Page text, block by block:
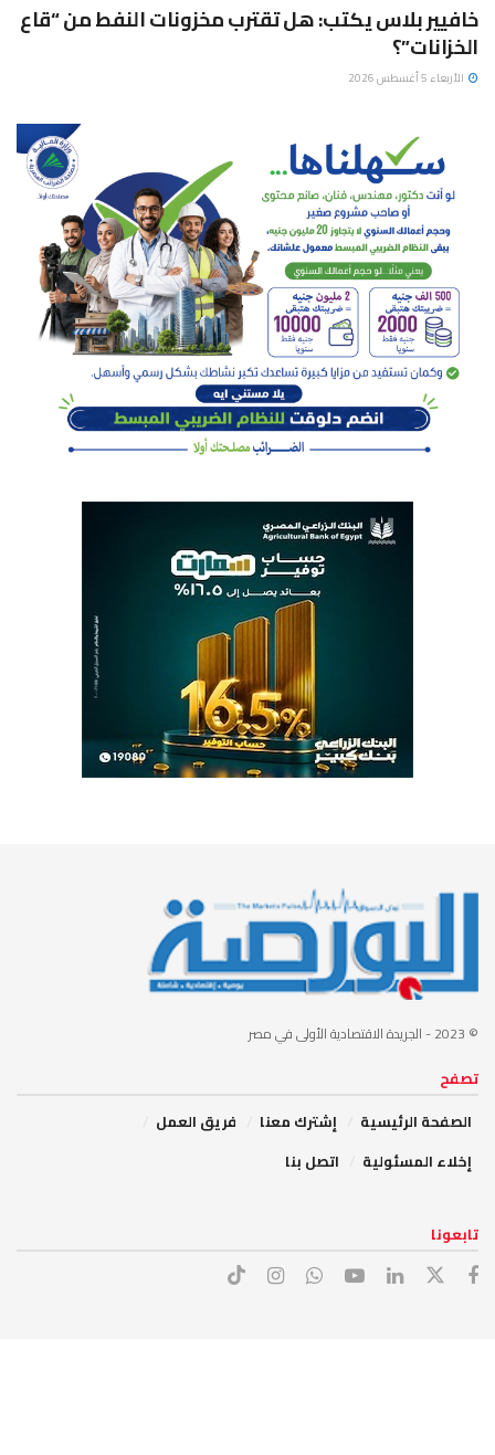
خافيير بلاس يكتب: هل تقترب مخزونات النفط من “قاع
الخزانات”؟
الأربعاء 5 أغسطس 2026
© 2023 - الجريدة الاقتصادية الأولى في مصر
تصفح
الصفحة الرئيسية
إشترك معنا
فريق العمل
إخلاء المسئولية
اتصل بنا
تابعونا